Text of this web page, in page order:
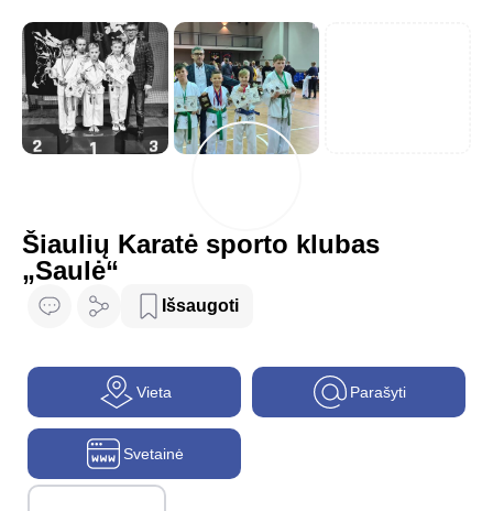
Šiaulių Karatė sporto klubas
„Saulė“
Išsaugoti
Vieta Parašyti
Svetainė